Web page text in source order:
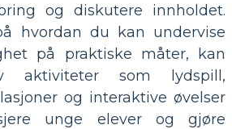
og diskutere innholdet.
hvordan du kan undervise
på praktiske måter, kan
aktiviteter som lydspill,
og interaktive øvelser
unge elever og gjøre